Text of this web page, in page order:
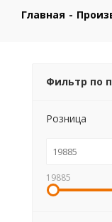
Главная -
Фильтр по
Розница
19885